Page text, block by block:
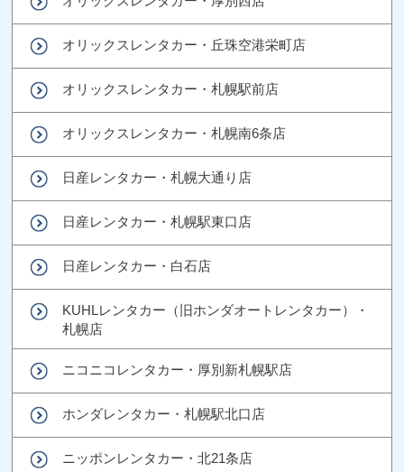
オリックスレンタカー・丘珠空港栄町店
オリックスレンタカー・札幌駅前店
オリックスレンタカー・札幌南6条店
日産レンタカー・札幌大通り店
日産レンタカー・札幌駅東口店
日産レンタカー・白石店
KUHLレンタカー（旧ホンダオートレンタカー）・
札幌店
ニコニコレンタカー・厚別新札幌駅店
ホンダレンタカー・札幌駅北口店
ニッポンレンタカー・北21条店